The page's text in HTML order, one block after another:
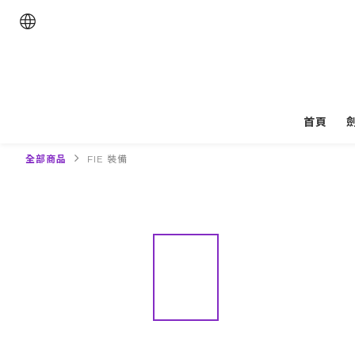
首頁
全部商品 FIE 裝備